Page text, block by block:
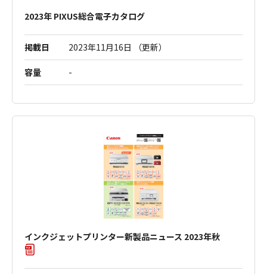
2023年 PIXUS総合電子カタログ
掲載日 2023年11月16日 （更新）
容量 -
インクジェットプリンター新製品ニュース 2023年秋